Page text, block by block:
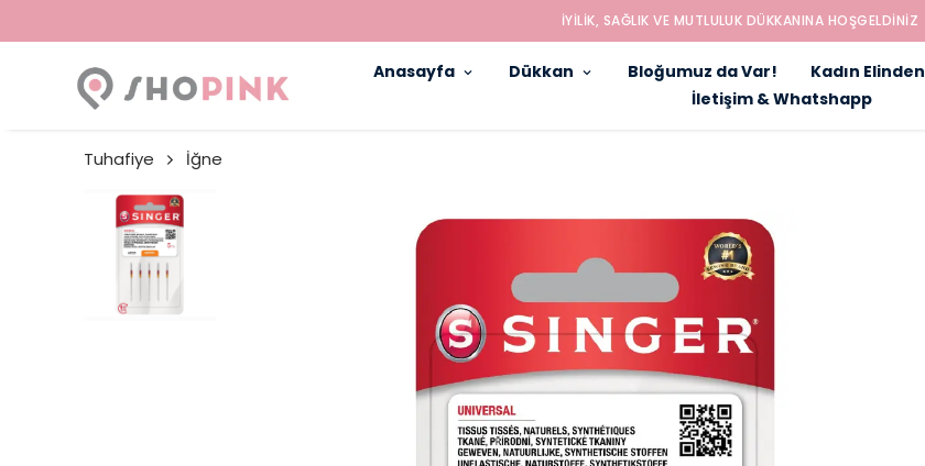
İYILIK, SAĞLIK VE MUTLULUK DÜKKANINA HOŞGELDINIZ
Anasayfa Dükkan Bloğumuz da Var! Kadın Elinden
İletişim & Whatshapp
Tuhafiye İğne